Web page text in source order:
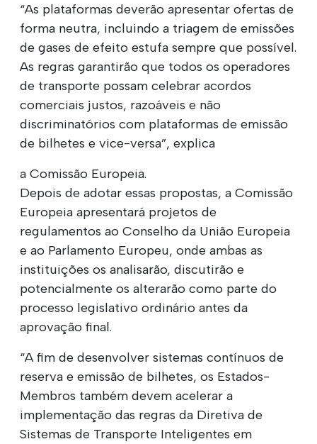
“As plataformas deverão apresentar ofertas de
forma neutra, incluindo a triagem de emissões
de gases de efeito estufa sempre que possível.
As regras garantirão que todos os operadores
de transporte possam celebrar acordos
comerciais justos, razoáveis e não
discriminatórios com plataformas de emissão
de bilhetes e vice-versa”, explica
a Comissão Europeia.
Depois de adotar essas propostas, a Comissão
Europeia apresentará projetos de
regulamentos ao Conselho da União Europeia
e ao Parlamento Europeu, onde ambas as
instituições os analisarão, discutirão e
potencialmente os alterarão como parte do
processo legislativo ordinário antes da
aprovação final.
“A fim de desenvolver sistemas contínuos de
reserva e emissão de bilhetes, os Estados-
Membros também devem acelerar a
implementação das regras da Diretiva de
Sistemas de Transporte Inteligentes em